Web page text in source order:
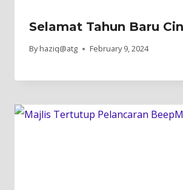
Selamat Tahun Baru
By haziq@atg February 9, 2024